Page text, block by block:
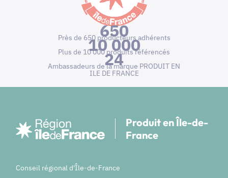
650
Près de 650 producteurs adhérents
10 000
Plus de 10 000 produits référencés
24
Ambassadeurs de la marque PRODUIT EN
ILE DE FRANCE
Produit en Île-de-
France
Conseil régional d'Île-de-France